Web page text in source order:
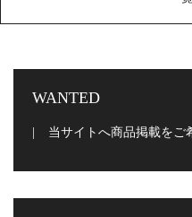
WANTED
当サイトへ商品掲載をご